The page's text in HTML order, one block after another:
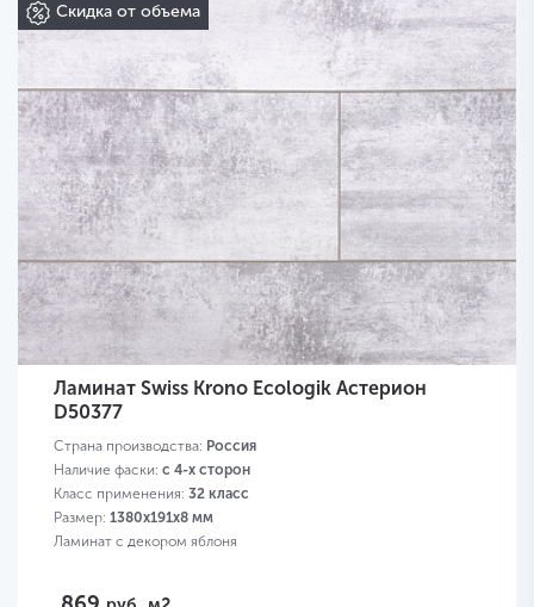
Скидка от объема
Ламинат Swiss Krono Ecologik Астерион
D50377
Страна производства: Россия
Наличие фаски: с 4-х сторон
Класс применения: 32 класс
Размер: 1380х191х8 мм
Ламинат с декором яблоня